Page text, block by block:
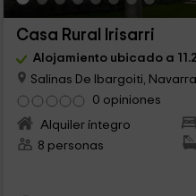
Casa Rural Irisarri
Alojamiento ubicado a
Salinas De Ibargoiti, Navarra
0 opiniones
Alquiler íntegro
8 personas